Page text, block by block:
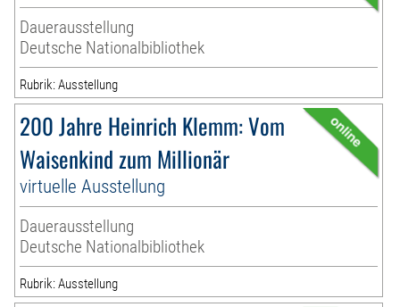
Dauerausstellung
Deutsche Nationalbibliothek
Rubrik: Ausstellung
200 Jahre Heinrich Klemm: Vom
Waisenkind zum Millionär
virtuelle Ausstellung
Dauerausstellung
Deutsche Nationalbibliothek
Rubrik: Ausstellung